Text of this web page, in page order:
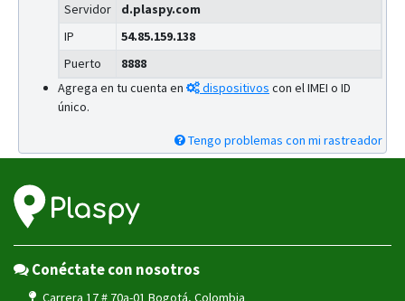
Servidor
d.plaspy.com
IP
54.85.159.138
Puerto
8888
Agrega en tu cuenta en
dispositivos con el IMEI o ID
único.
Tengo problemas con mi rastreador
Conéctate con nosotros
Carrera 17 # 70a-01 Bogotá, Colombia